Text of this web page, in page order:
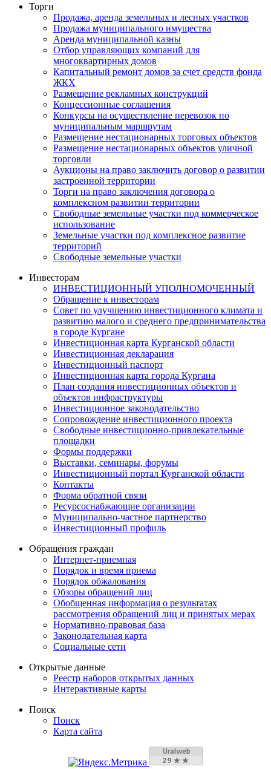
Торги
Продажа, аренда земельных и лесных участков
Продажа муниципального имущества
Аренда муниципальной казны
Отбор управляющих компаний для
многоквартирных домов
Капитальный ремонт домов за счет средств фонда
ЖКХ
Размещение рекламных конструкций
Концессионные соглашения
Конкурсы на осуществление перевозок по
муниципальным маршрутам
Размещение нестационарных торговых объектов
Размещение нестационарных объектов уличной
торговли
Аукционы на право заключить договор о развитии
застроенной территории
Торги на право заключения договора о
комплексном развитии территории
Свободные земельные участки под коммерческое
использование
Земельные участки под комплексное развитие
территорий
Свободные земельные участки
Инвесторам
ИНВЕСТИЦИОННЫЙ УПОЛНОМОЧЕННЫЙ
Обращение к инвесторам
Совет по улучшению инвестиционного климата и
развитию малого и среднего предпринимательства
в городе Кургане
Инвестиционная карта Курганской области
Инвестиционная декларация
Инвестиционный паспорт
Инвестиционная карта города Кургана
План создания инвестиционных объектов и
объектов инфраструктуры
Инвестиционное законодательство
Сопровождение инвестиционного проекта
Свободные инвестиционно-привлекательные
площадки
Формы поддержки
Выставки, семинары, форумы
Инвестиционный портал Курганской области
Контакты
Форма обратной связи
Ресурсоснабжающие организации
Муниципально-частное партнерство
Инвестиционный профиль
Обращения граждан
Интернет-приемная
Порядок и время приема
Порядок обжалования
Обзоры обращений лиц
Обобщенная информация о результатах
рассмотрения обращений лиц и принятых мерах
Нормативно-правовая база
Законодательная карта
Социальные сети
Открытые данные
Реестр наборов открытых данных
Интерактивные карты
Поиск
Поиск
Карта сайта